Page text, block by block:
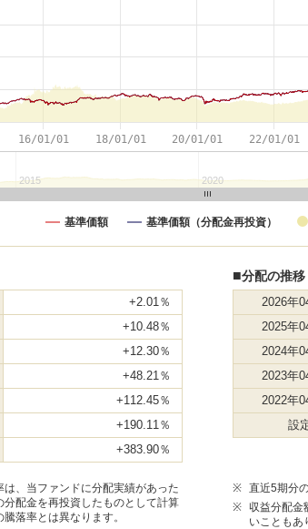
基準価額 基準価額（分配金再投資）
16/01/01 18/01/01 20/01/01 22/01/01
2015 2020
+2.01％
+10.48％
+12.30％
+48.21％
+112.45％
+190.11％
+383.90％
■分配の推移
2026年
2025年
2024年
2023年
2022年
設
は、当ファンドに分配実績があった
分配金を再投資したものとして計算
落率とは異なります。
※ 直近5期分
※ 収益分配金
いこともあ